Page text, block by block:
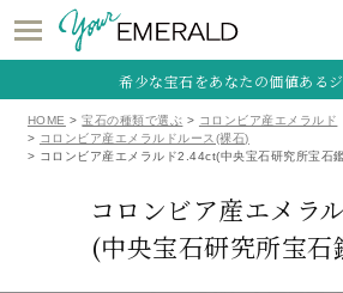
希少な宝石をあなたの価値ある
HOME 宝石の種類で選ぶ
コロンビア産エメラルド
コロンビア産エメラルドルース(裸石)
コロンビア産エメラルド2.44ct(中央宝石研究所宝石
コロンビア産エメラ
(中央宝石研究所宝石